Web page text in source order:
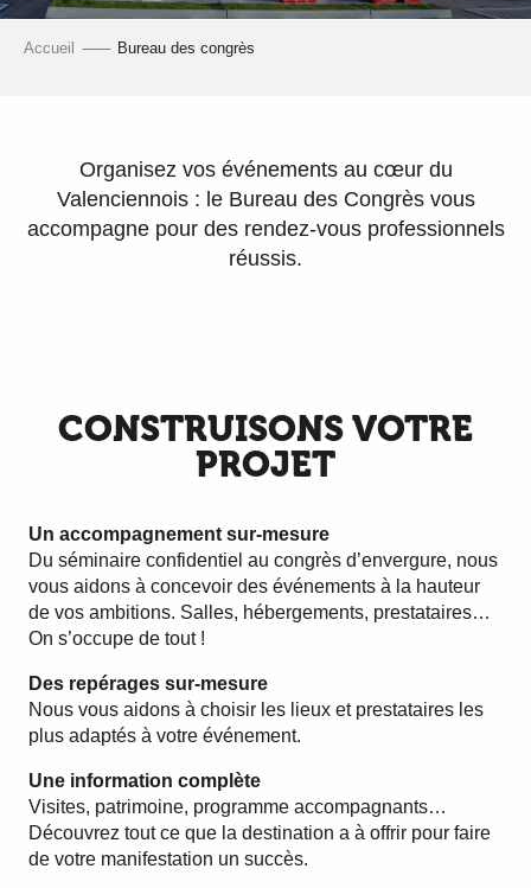
Accueil Bureau des congrès
Organisez vos événements au cœur du
Valenciennois : le Bureau des Congrès vous
accompagne pour des rendez-vous professionnels
réussis.
CONSTRUISONS VOTRE
PROJET
Un accompagnement sur-mesure
Du séminaire confidentiel au congrès d’envergure, nous
vous aidons à concevoir des événements à la hauteur
de vos ambitions. Salles, hébergements, prestataires…
On s’occupe de tout !
Des repérages sur-mesure
Nous vous aidons à choisir les lieux et prestataires les
plus adaptés à votre événement.
Une information complète
Visites, patrimoine, programme accompagnants…
Découvrez tout ce que la destination a à offrir pour faire
de votre manifestation un succès.